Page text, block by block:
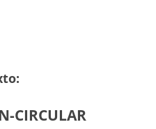
CIRCULAR